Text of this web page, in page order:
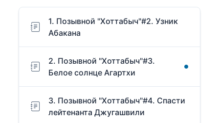
1. Позывной "Хоттабыч"#2. Узник
Абакана
2. Позывной "Хоттабыч"#3.
Белое солнце Агартхи
3. Позывной "Хоттабыч"#4. Спасти
лейтенанта Джугашвили